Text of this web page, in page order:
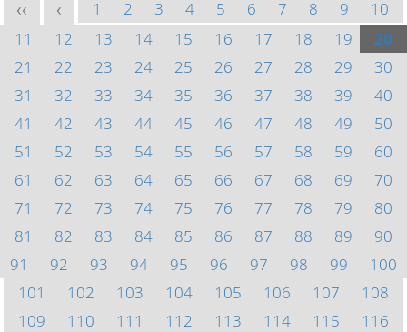
<< < 1 2 3 4 5 6 7 8 9
10
11
12 13 14 15 16 17 18 19
20
21
22 23 24 25 26 27 28 29
30
31
32 33 34 35 36 37 38 39
40
41
42 43 44 45 46 47 48 49
50
51
52 53 54 55 56 57 58 59
60
61
62 63 64 65 66 67 68 69
70
71
72 73 74 75 76 77 78 79
80
81
82 83 84 85 86 87 88 89
90
91
92 93 94 95 96 97 98 99
100
101
102 103 104 105 106 107
108
109
110 111 112 113 114 115
116